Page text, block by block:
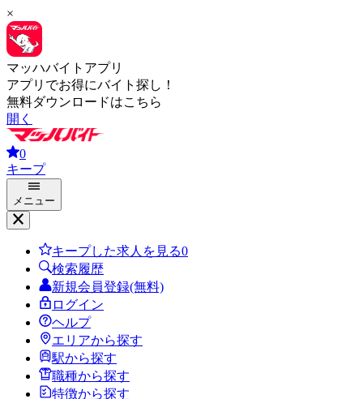
×
マッハバイトアプリ
アプリでお得にバイト探し！
無料ダウンロードはこちら
開く
0
キープ
メニュー
キープした求人を見る0
検索履歴
新規会員登録(無料)
ログイン
ヘルプ
エリアから探す
駅から探す
職種から探す
特徴から探す